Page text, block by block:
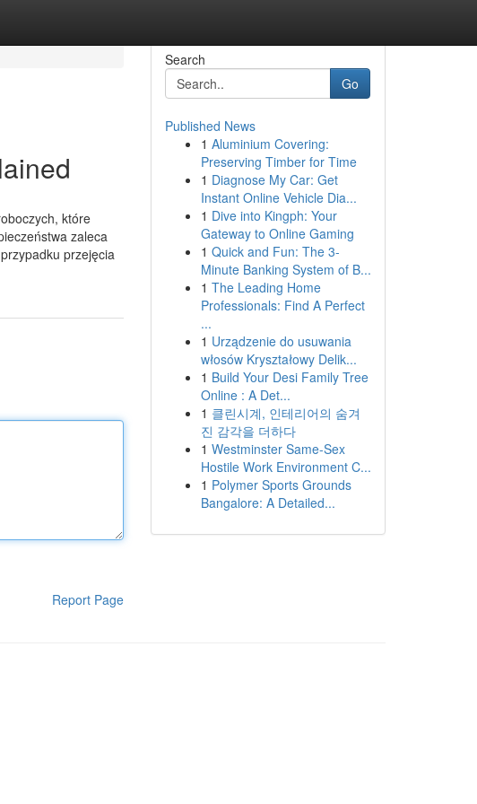
które
zaleca
przejęcia
Report Page
Search
Go
Published News
1 Aluminium Covering:
Preserving Timber for Time
1 Diagnose My Car: Get
Instant Online Vehicle Dia...
1 Dive into Kingph: Your
Gateway to Online Gaming
1 Quick and Fun: The 3-
Minute Banking System of B...
1 The Leading Home
Professionals: Find A Perfect
...
1 Urządzenie do usuwania
włosów Kryształowy Delik...
1 Build Your Desi Family Tree
Online : A Det...
1 클린시계, 인테리어의 숨겨
진 감각을 더하다
1 Westminster Same-Sex
Hostile Work Environment C...
1 Polymer Sports Grounds
Bangalore: A Detailed...